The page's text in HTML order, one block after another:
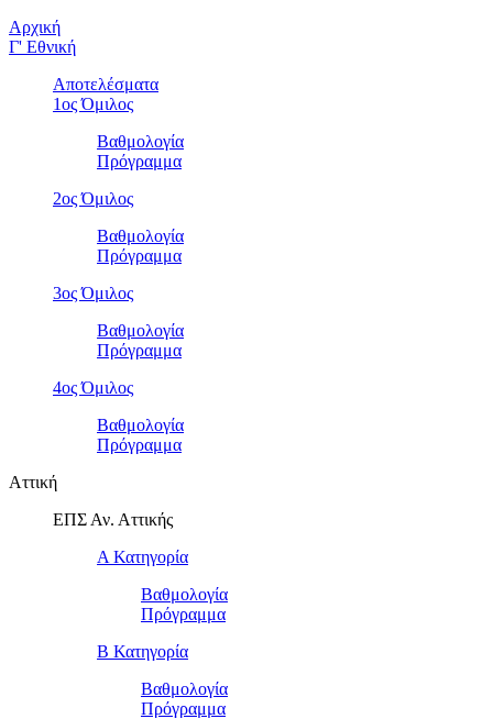
Αρχική
Γ' Εθνική
Αποτελέσματα
1ος Όμιλος
Βαθμολογία
Πρόγραμμα
2ος Όμιλος
Βαθμολογία
Πρόγραμμα
3ος Όμιλος
Βαθμολογία
Πρόγραμμα
4ος Όμιλος
Βαθμολογία
Πρόγραμμα
Αττική
ΕΠΣ Αν. Αττικής
Α Κατηγορία
Βαθμολογία
Πρόγραμμα
Β Κατηγορία
Βαθμολογία
Πρόγραμμα